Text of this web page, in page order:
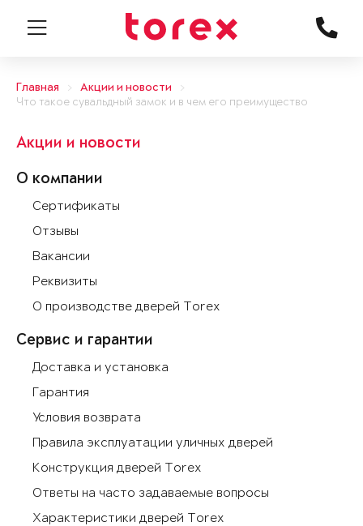
Главная
Акции и новости
Что такое сувальдный замок и в чем его преимущество
Акции и новости
О компании
Сертификаты
Отзывы
Вакансии
Реквизиты
О производстве дверей Torex
Сервис и гарантии
Доставка и установка
Гарантия
Условия возврата
Правила эксплуатации уличных дверей
Конструкция дверей Torex
Ответы на часто задаваемые вопросы
Характеристики дверей Torex